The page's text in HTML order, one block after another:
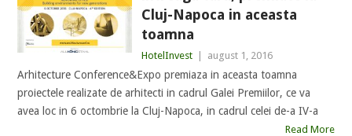
Cluj-Napoca in aceasta
toamna
HotelInvest august 1, 2016
Arhitecture Conference&Expo premiaza in aceasta toamna
proiectele realizate de arhitecti in cadrul Galei Premiilor, ce va
avea loc in 6 octombrie la Cluj-Napoca, in cadrul celei de-a IV-a
Read More